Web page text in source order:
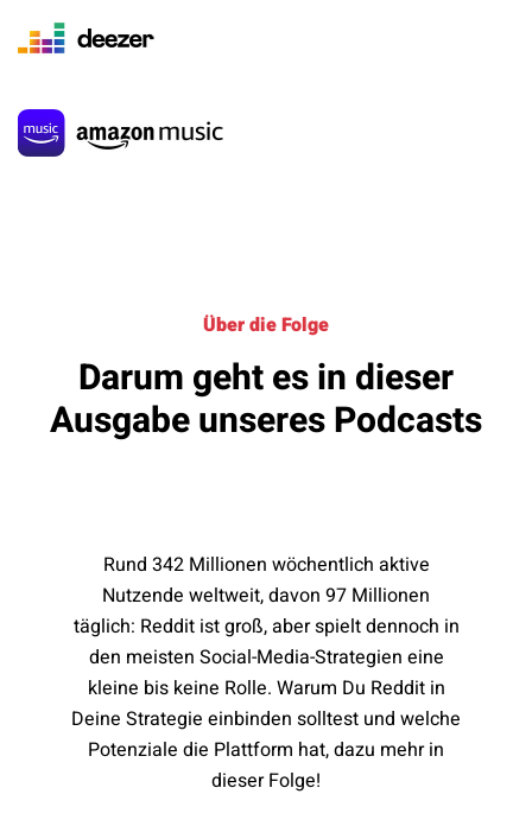
Über die Folge
Darum geht es in dieser
Ausgabe unseres Podcasts
Rund 342 Millionen wöchentlich aktive
Nutzende weltweit, davon 97 Millionen
täglich: Reddit ist groß, aber spielt dennoch in
den meisten Social-Media-Strategien eine
kleine bis keine Rolle. Warum Du Reddit in
Deine Strategie einbinden solltest und welche
Potenziale die Plattform hat, dazu mehr in
dieser Folge!